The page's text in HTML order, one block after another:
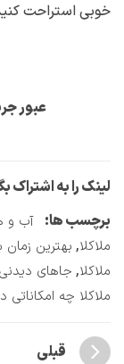
خوبی استراحت
عبور
لینک را به اشتراک
برچسب ها: آب و
ملاکلا, بهترین زمان
ملاکلا, جاهای دیدنی
ملاکلا چه امکاناتی
قبلی